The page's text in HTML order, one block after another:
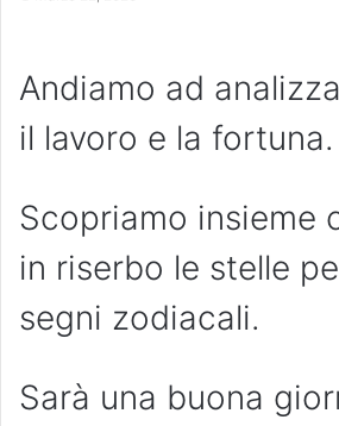
Andiamo ad
il lavoro e la fortuna.
Scopriamo insieme
in riserbo le stelle
segni zodiacali.
Sarà una buona